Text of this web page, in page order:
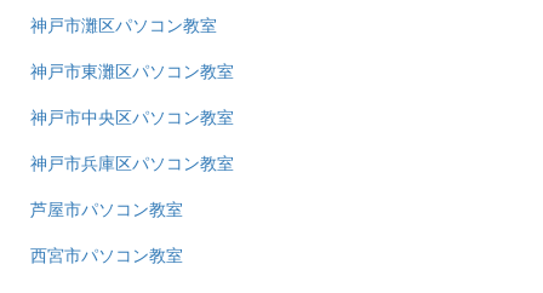
神戸市灘区パソコン教室
神戸市東灘区パソコン教室
神戸市中央区パソコン教室
神戸市兵庫区パソコン教室
芦屋市パソコン教室
西宮市パソコン教室